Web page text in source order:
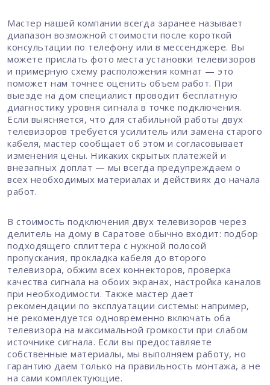
Мастер нашей компании всегда заранее называет
диапазон возможной стоимости после короткой
консультации по телефону или в мессенджере. Вы
можете прислать фото места установки телевизоров
и примерную схему расположения комнат — это
поможет нам точнее оценить объем работ. При
выезде на дом специалист проводит бесплатную
диагностику уровня сигнала в точке подключения.
Если выясняется, что для стабильной работы двух
телевизоров требуется усилитель или замена старого
кабеля, мастер сообщает об этом и согласовывает
изменения цены. Никаких скрытых платежей и
внезапных доплат — мы всегда предупреждаем о
всех необходимых материалах и действиях до начала
работ.
В стоимость подключения двух телевизоров через
делитель на дому в Саратове обычно входит: подбор
подходящего сплиттера с нужной полосой
пропускания, прокладка кабеля до второго
телевизора, обжим всех коннекторов, проверка
качества сигнала на обоих экранах, настройка каналов
при необходимости. Также мастер дает
рекомендации по эксплуатации системы: например,
не рекомендуется одновременно включать оба
телевизора на максимальной громкости при слабом
источнике сигнала. Если вы предоставляете
собственные материалы, мы выполняем работу, но
гарантию даем только на правильность монтажа, а не
на сами комплектующие.